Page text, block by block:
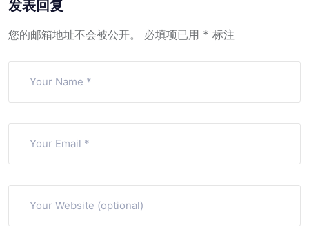
发表回复
您的邮箱地址不会被公开。 必填项已用 * 标注